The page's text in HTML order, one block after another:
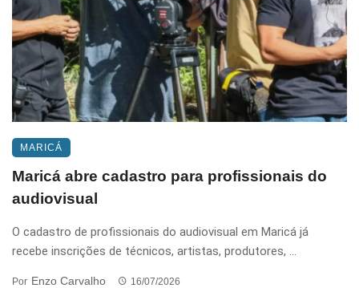
MARICÁ
Maricá abre cadastro para profissionais do
audiovisual
O cadastro de profissionais do audiovisual em Maricá já
recebe inscrições de técnicos, artistas, produtores, ...
Por Enzo Carvalho 16/07/2026